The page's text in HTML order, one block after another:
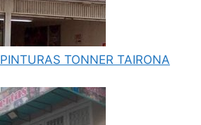
PINTURAS TONNER TAIRONA